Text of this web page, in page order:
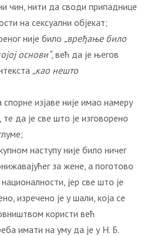
чин, нити да своди припаднице
на сексуални објекат;
није било „вређање било
основи“, већ да је његов
„као нешто
изјаве није имао намеру
да је све што је изговорено
наступу није било ничег
за жене, а поготово
јер све што је
изречено је у шали, која се
користи већ
имати на уму да је у Н. Б.